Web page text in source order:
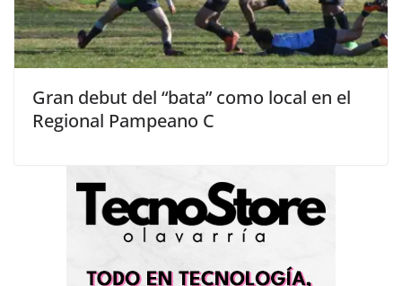
Gran debut del “bata” como local en el
Regional Pampeano C